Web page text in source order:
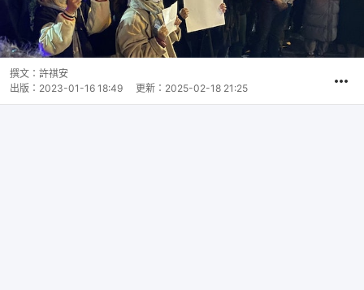
撰文： 許祺安
出版： 2023-01-16 18:49 更新： 2025-02-18 21:25